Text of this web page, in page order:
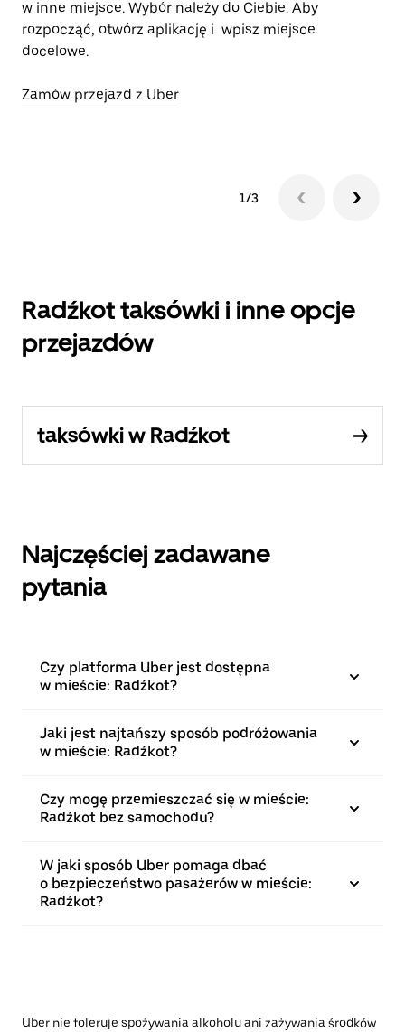
w inne miejsce. Wybór należy do Ciebie. Aby
rozpocząć, otwórz aplikację i wpisz miejsce
docelowe.
Zamów przejazd z Uber
1/3
Radźkot taksówki i inne opcje
przejazdów
taksówki w Radźkot
Najczęściej zadawane
pytania
Czy platforma Uber jest dostępna
w mieście: Radźkot?
Jaki jest najtańszy sposób podróżowania
w mieście: Radźkot?
Czy mogę przemieszczać się w mieście:
Radźkot bez samochodu?
W jaki sposób Uber pomaga dbać
o bezpieczeństwo pasażerów w mieście:
Radźkot?
Uber nie toleruje spożywania alkoholu ani zażywania środków